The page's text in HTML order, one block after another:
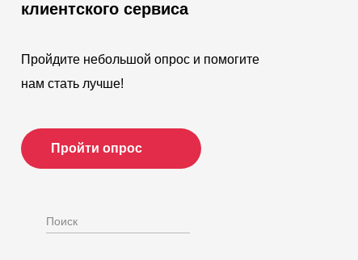
клиентского сервиса
Пройдите небольшой опрос и помогите
нам стать лучше!
Пройти опрос